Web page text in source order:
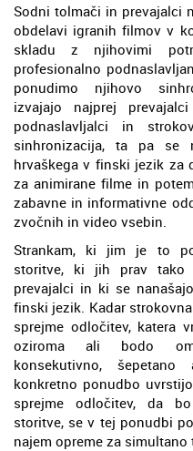
Sodni tolmači in prevajalci
obdelavi igranih filmov v
skladu z njihovimi
profesionalno
ponudimo njihovo
izvajajo najprej
podnaslavljalci in
sinhronizacija, ta pa se
hrvaškega v finski jezik za
za animirane filme in
zabavne in informativne
zvočnih in video vsebin.
Strankam, ki jim je to
storitve, ki jih prav tako
prevajalci in ki se
finski jezik. Kadar
sprejme odločitev, katera
oziroma ali bodo
konsekutivno,
konkretno ponudbo
sprejme odločitev, da
storitve, se v tej ponudbi
najem opreme za simultano